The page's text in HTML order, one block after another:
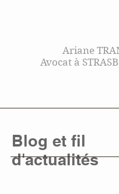
Ariane
Avocat à
Blog et fil
d'actualités